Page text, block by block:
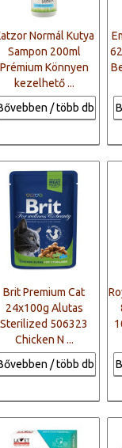
Normál Kutya
Sampon 200ml
Prémium Könnyen
kezelhető ...
/ több db
Brit Premium Cat
24x100g Alutas
Sterilized 506323
Chicken N ...
/ több db